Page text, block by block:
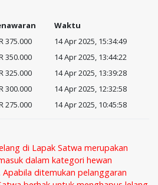
Waktu
375.000
14 Apr 2025, 15:34:49
350.000
14 Apr 2025, 13:44:22
325.000
14 Apr 2025, 13:39:28
300.000
14 Apr 2025, 12:32:58
275.000 14 Apr 2025, 10:45:58
di Lapak Satwa merupakan
dalam kategori hewan
ditemukan pelanggaran